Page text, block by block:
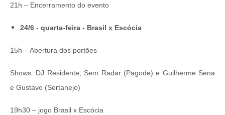
21h – Encerramento do evento
24/6 - quarta-feira - Brasil x Escócia
15h – Abertura dos portões
Shows: DJ Residente, Sem Radar (Pagode) e Guilherme Sena
e Gustavo (Sertanejo)
19h30 – jogo Brasil x Escócia